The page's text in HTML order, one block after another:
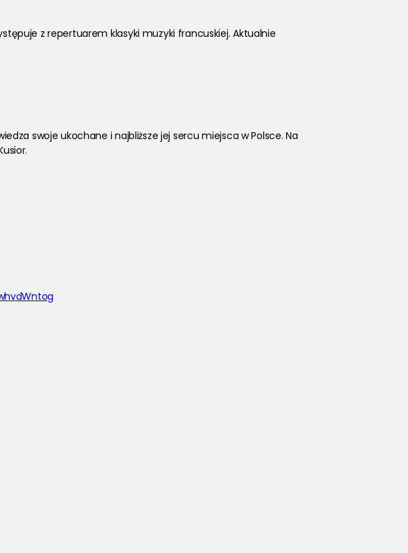
z repertuarem klasyki muzyki francuskiej. Aktualnie
swoje ukochane i najbliższe jej sercu miejsca w Polsce. Na